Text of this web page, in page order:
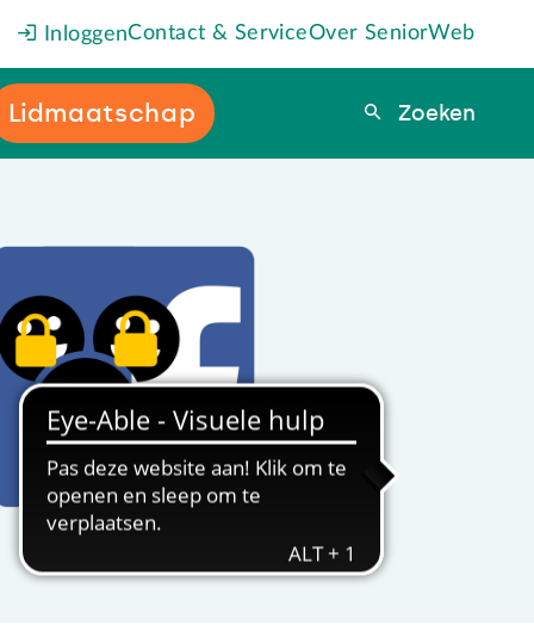
InloggenContact & ServiceOver SeniorWeb
Lidmaatschap Zoeken
Zoeken